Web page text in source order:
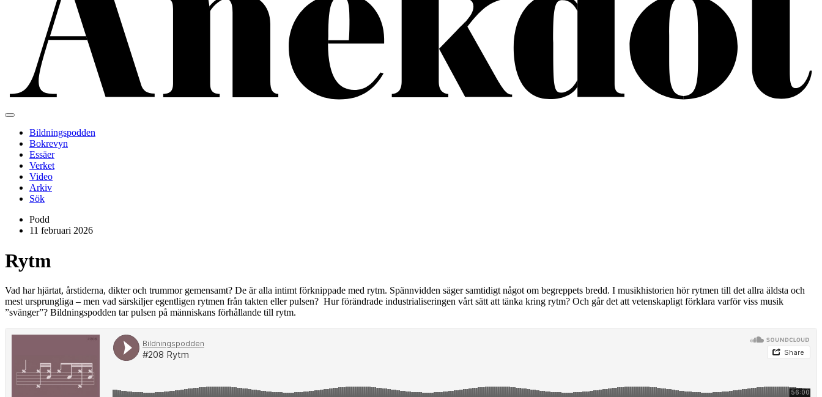
Bildningspodden
Bokrevyn
Essäer
Verket
Video
Arkiv
Sök
Podd
11 februari 2026
Rytm
Vad har hjärtat, årstiderna, dikter och trummor gemensamt? De är alla intimt förknippade med rytm. Spännvidden säger samtidigt något om begreppets bredd. I musikhistorien hör rytmen till det allra äldsta och
mest ursprungliga – men vad särskiljer egentligen rytmen från takten eller pulsen? Hur förändrade industrialiseringen vårt sätt att tänka kring rytm? Och går det att vetenskapligt förklara varför viss musik
”svänger”? Bildningspodden tar pulsen på människans förhållande till rytm.